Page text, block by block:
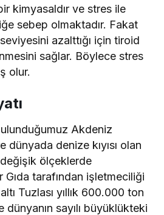
kimyasaldır ve stres ile
sebep olmaktadır. Fakat
azalttığı için tiroid
sağlar. Böylece stres
olur.
Akdeniz
dünyada denize kıyısı olan
ölçeklerde
tarafından işletmeciliği
Tuzlası yıllık 600.000 ton
sayılı büyüklükteki